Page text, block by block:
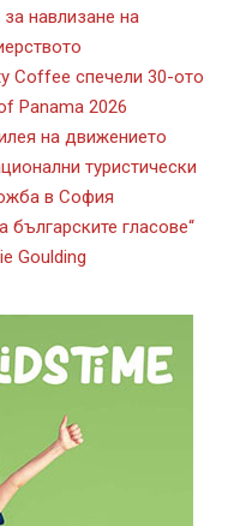
навлизане на
Coffee спечели 30-ото
Panama 2026
на движението
туристически
в София
българските гласове“
Goulding